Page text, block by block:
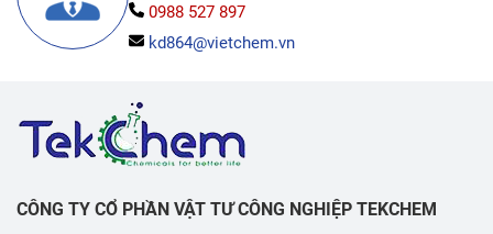
0988 527 897
kd864@vietchem.vn
CÔNG TY CỔ PHẦN VẬT TƯ CÔNG NGHIỆP TEKCHEM